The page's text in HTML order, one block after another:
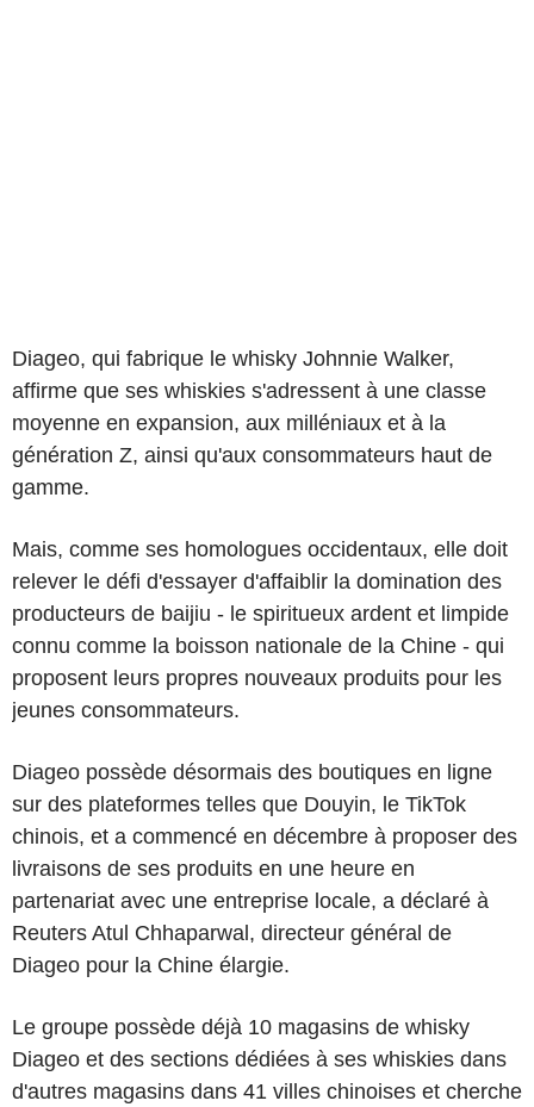
Diageo, qui fabrique le whisky Johnnie Walker,
affirme que ses whiskies s'adressent à une classe
moyenne en expansion, aux milléniaux et à la
génération Z, ainsi qu'aux consommateurs haut de
gamme.
Mais, comme ses homologues occidentaux, elle doit
relever le défi d'essayer d'affaiblir la domination des
producteurs de baijiu - le spiritueux ardent et limpide
connu comme la boisson nationale de la Chine - qui
proposent leurs propres nouveaux produits pour les
jeunes consommateurs.
Diageo possède désormais des boutiques en ligne
sur des plateformes telles que Douyin, le TikTok
chinois, et a commencé en décembre à proposer des
livraisons de ses produits en une heure en
partenariat avec une entreprise locale, a déclaré à
Reuters Atul Chhaparwal, directeur général de
Diageo pour la Chine élargie.
Le groupe possède déjà 10 magasins de whisky
Diageo et des sections dédiées à ses whiskies dans
d'autres magasins dans 41 villes chinoises et cherche